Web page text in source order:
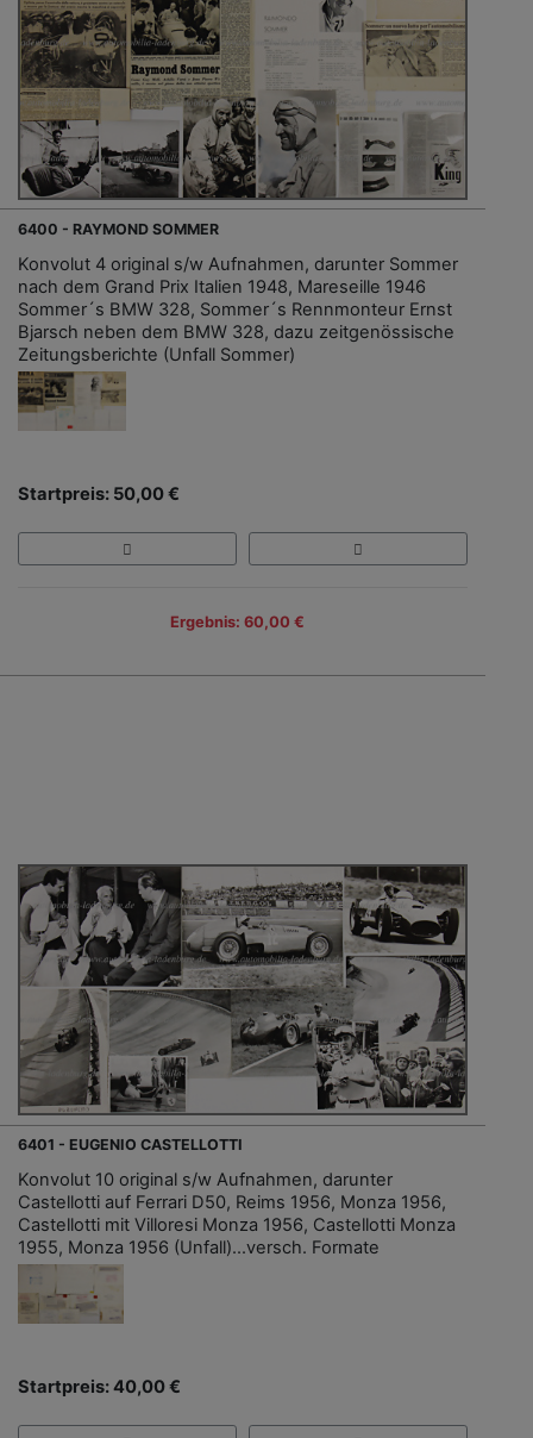
6400 - RAYMOND SOMMER
Konvolut 4 original s/w Aufnahmen, darunter Sommer
nach dem Grand Prix Italien 1948, Mareseille 1946
Sommer´s BMW 328, Sommer´s Rennmonteur Ernst
Bjarsch neben dem BMW 328, dazu zeitgenössische
Zeitungsberichte (Unfall Sommer)
Startpreis: 50,00 €
Ergebnis: 60,00 €
6401 - EUGENIO CASTELLOTTI
Konvolut 10 original s/w Aufnahmen, darunter
Castellotti auf Ferrari D50, Reims 1956, Monza 1956,
Castellotti mit Villoresi Monza 1956, Castellotti Monza
1955, Monza 1956 (Unfall)...versch. Formate
Startpreis: 40,00 €